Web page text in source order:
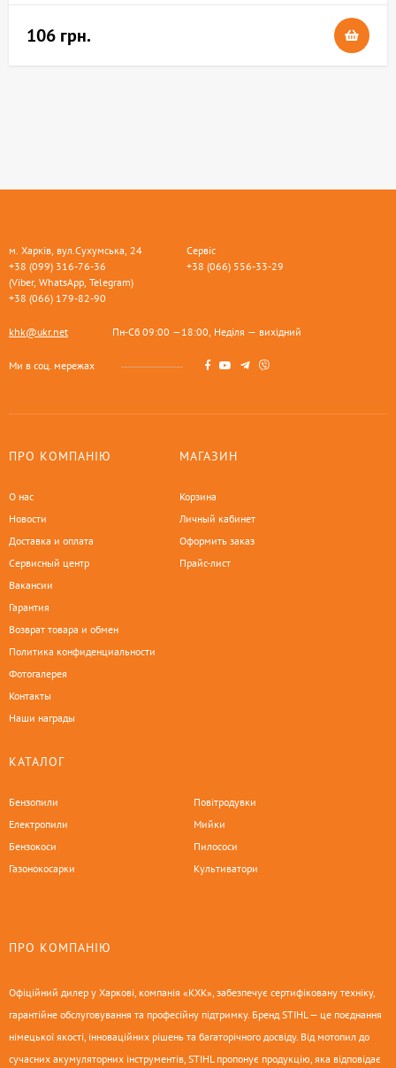
106 грн.
м. Харків, вул.Сухумська, 24
+38 (099) 316-76-36
(Viber, WhatsApp, Telegram)
+38 (066) 179-82-90
Сервіс
+38 (066) 556-33-29
khk@ukr.net Пн-Сб 09:00 —18:00, Неділя — вихідний
Ми в соц. мережах
ПРО КОМПАНІЮ
О нас
Новости
Доставка и оплата
Сервисный центр
Вакансии
Гарантия
Возврат товара и обмен
Политика конфиденциальности
Фотогалерея
Контакты
Наши награды
МАГАЗИН
Корзина
Личный кабинет
Оформить заказ
Прайс-лист
КАТАЛОГ
Бензопили
Електропили
Бензокоси
Газонокосарки
Повітродувки
Мийки
Пилососи
Культиватори
ПРО КОМПАНІЮ
Офіційний дилер у Харкові, компанія «КХК», забезпечує сертифіковану техніку,
гарантійне обслуговування та професійну підтримку. Бренд STIHL — це поєднання
німецької якості, інноваційних рішень та багаторічного досвіду. Від мотопил до
сучасних акумуляторних інструментів, STIHL пропонує продукцію, яка відповідає